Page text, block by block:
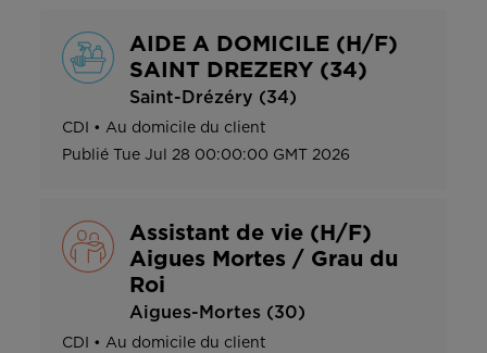
AIDE A DOMICILE (H/F)
SAINT DREZERY (34)
Saint-Drézéry (34)
CDI • Au domicile du client
Publié Tue Jul 28 00:00:00 GMT 2026
Assistant de vie (H/F)
Aigues Mortes / Grau du
Roi
Aigues-Mortes (30)
CDI • Au domicile du client